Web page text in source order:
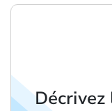
Décrivez